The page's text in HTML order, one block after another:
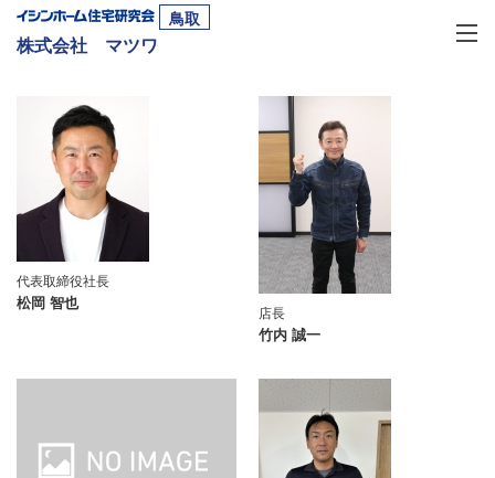
鳥取
株式会社 マツワ
代表取締役社長
松岡 智也
店長
竹内 誠一